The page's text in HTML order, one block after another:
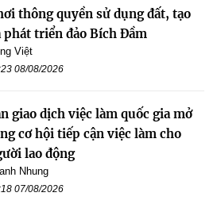
thông quyền sử dụng đất, tạo
phát triển đảo Bích Đầm
Việt
08/08/2026
giao dịch việc làm quốc gia mở
cơ hội tiếp cận việc làm cho
lao động
Nhung
07/08/2026